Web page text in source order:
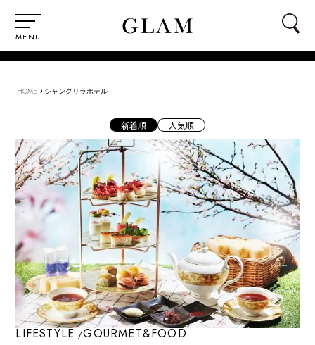
MENU
HOME › シャングリラホテル
新着順 人気順
LIFESTYLE GOURMET&FOOD